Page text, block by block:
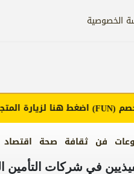
الخصوصية
فن ثقافة صحة اقتصاد
اضغط هنا لزيارة المتجر
في شركات التأمين